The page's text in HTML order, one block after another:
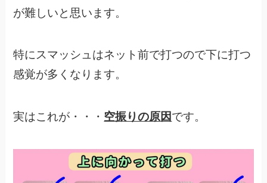
が難しいと思います。
特にスマッシュはネット前で打つので下に打つ
感覚が多くなります。
実はこれが・・・ 空振りの原因です。